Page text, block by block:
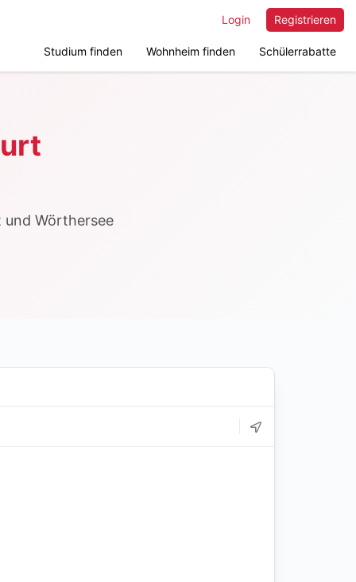
Registrieren
Login
Studium finden Wohnheim finden Schülerrabatte
Wörthersee